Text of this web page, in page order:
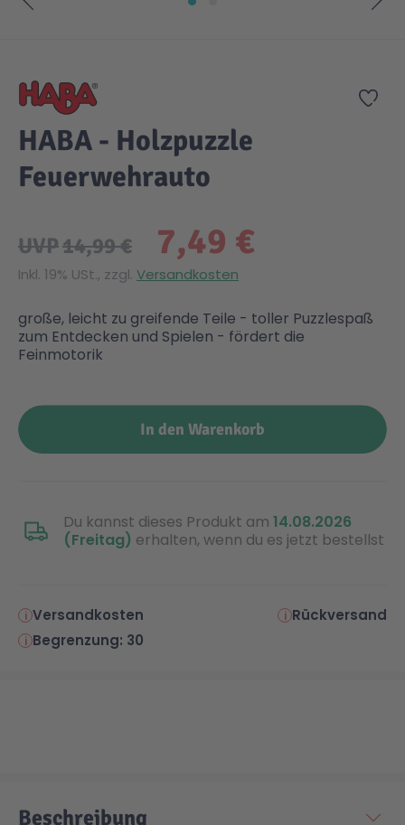
Zur
HABA - Holzpuzzle
Feuerwehrauto
7,49 €
UVP14,99 €
Inkl. 19% USt., zzgl. Versandkosten
große, leicht zu greifende Teile - toller Puzzlespaß
zum Entdecken und Spielen - fördert die
Feinmotorik
In den Warenkorb
Du kannst dieses Produkt am 14.08.2026
(Freitag) erhalten, wenn du es jetzt bestellst
Versandkosten
Rückversand
Begrenzung: 30
Beschreibung